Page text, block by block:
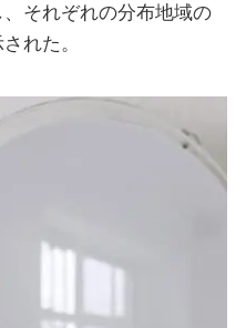
それぞれの分布地域の
れた。